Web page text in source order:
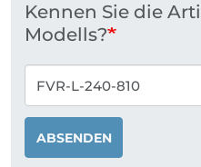
Kennen Sie die
Modells?
ABSENDEN